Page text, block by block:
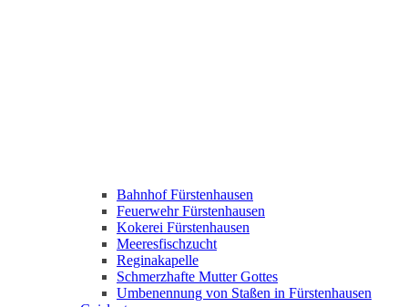
Bahnhof Fürstenhausen
Feuerwehr Fürstenhausen
Kokerei Fürstenhausen
Meeresfischzucht
Reginakapelle
Schmerzhafte Mutter Gottes
Umbenennung von Staßen in Fürstenhausen